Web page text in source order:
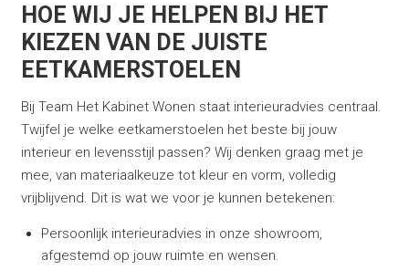
HOE WIJ JE HELPEN BIJ HET
KIEZEN VAN DE JUISTE
EETKAMERSTOELEN
Bij Team Het Kabinet Wonen staat interieuradvies centraal.
Twijfel je welke eetkamerstoelen het beste bij jouw
interieur en levensstijl passen? Wij denken graag met je
mee, van materiaalkeuze tot kleur en vorm, volledig
vrijblijvend. Dit is wat we voor je kunnen betekenen:
Persoonlijk interieuradvies in onze showroom,
afgestemd op jouw ruimte en wensen.